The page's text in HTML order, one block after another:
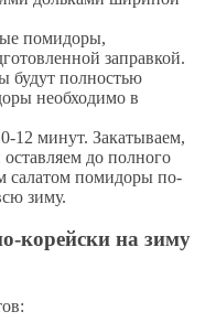
помидоры,
заправкой.
будут полностью
необходимо в
12 минут. Закатываем,
до полного
салатом помидоры по-
зиму.
корейски на зиму